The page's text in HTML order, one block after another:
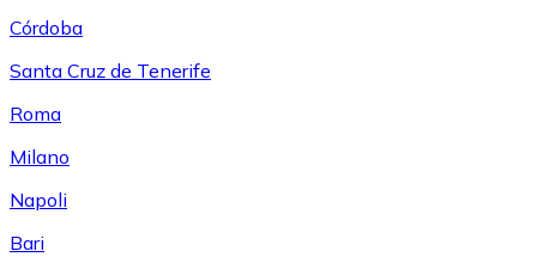
Córdoba
Santa Cruz de Tenerife
Roma
Milano
Napoli
Bari